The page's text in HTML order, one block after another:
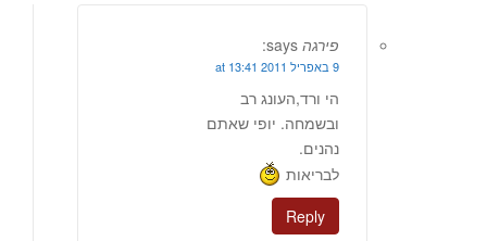
פירגה says:
9 באפריל 2011 at 13:41
הי ורד,העונג רב
ובשמחה. יופי שאתם
נהנים.
לבריאות
Reply